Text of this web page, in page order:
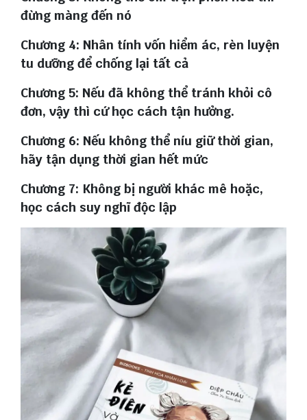
đừng màng đến nó
Chương 4: Nhân tính vốn hiểm ác, rèn luyện
tu dưỡng để chống lại tất cả
Chương 5: Nếu đã không thể tránh khỏi cô
đơn, vậy thì cứ học cách tận hưởng.
Chương 6: Nếu không thể níu giữ thời gian,
hãy tận dụng thời gian hết mức
Chương 7: Không bị người khác mê hoặc,
học cách suy nghĩ độc lập